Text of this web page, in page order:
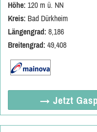
Höhe: 120 m ü. NN
Kreis: Bad Dürkheim
Längengrad: 8,186
Breitengrad: 49,408
→ Jetzt